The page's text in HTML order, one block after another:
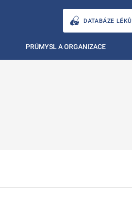
DATABÁZE LÉKŮ
PRŮMYSL A ORGANIZACE